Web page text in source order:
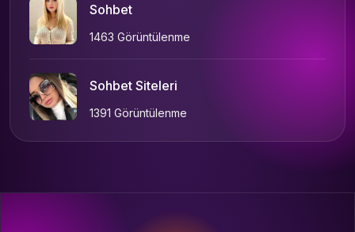
Sohbet
1463 Görüntülenme
Sohbet Siteleri
1391 Görüntülenme